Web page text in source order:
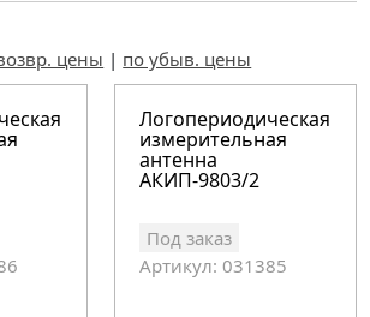
цены | по убыв. цены
Логопериодическая
измерительная
антенна
АКИП-9803/2
Под заказ
Артикул: 031385